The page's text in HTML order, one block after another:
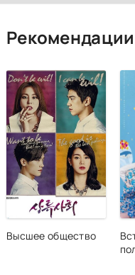
Высшее общество